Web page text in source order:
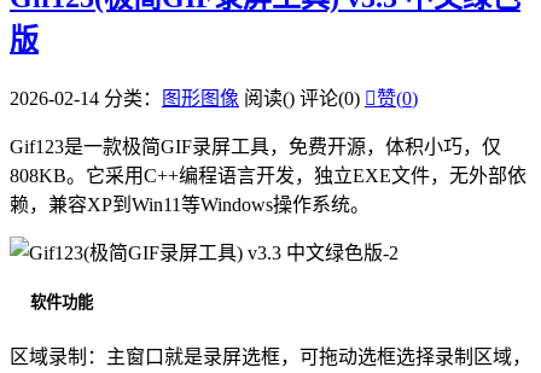
版
2026-02-14 分类： 图形图像 阅读() 评论(0) 赞(0)
Gif123是一款极简GIF录屏工具，免费开源，体积小巧，仅
808KB。它采用C++编程语言开发，独立EXE文件，无外部依
赖，兼容XP到Win11等Windows操作系统。
软件功能
区域录制：主窗口就是录屏选框，可拖动选框选择录制区域，